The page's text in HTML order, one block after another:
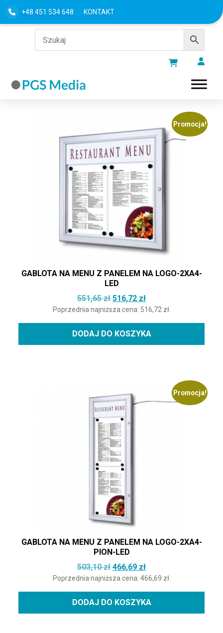
+48 451 534 648 KONTAKT
PROMOCJE
Promocja!
GABLOTA NA MENU Z PANELEM NA LOGO-2XA4-
LED
551,65zł Pierwotna cena wynosiła:
516,72 złAktualna cena
Poprzednia najniższa cena: 516,72 zł.
DODAJ DO KOSZYKA
Promocja!
GABLOTA NA MENU Z PANELEM NA LOGO-2XA4-
PION-LED
503,10zł Pierwotna cena wynosiła:
466,69 złAktualna cena
Poprzednia najniższa cena: 466,69 zł.
DODAJ DO KOSZYKA